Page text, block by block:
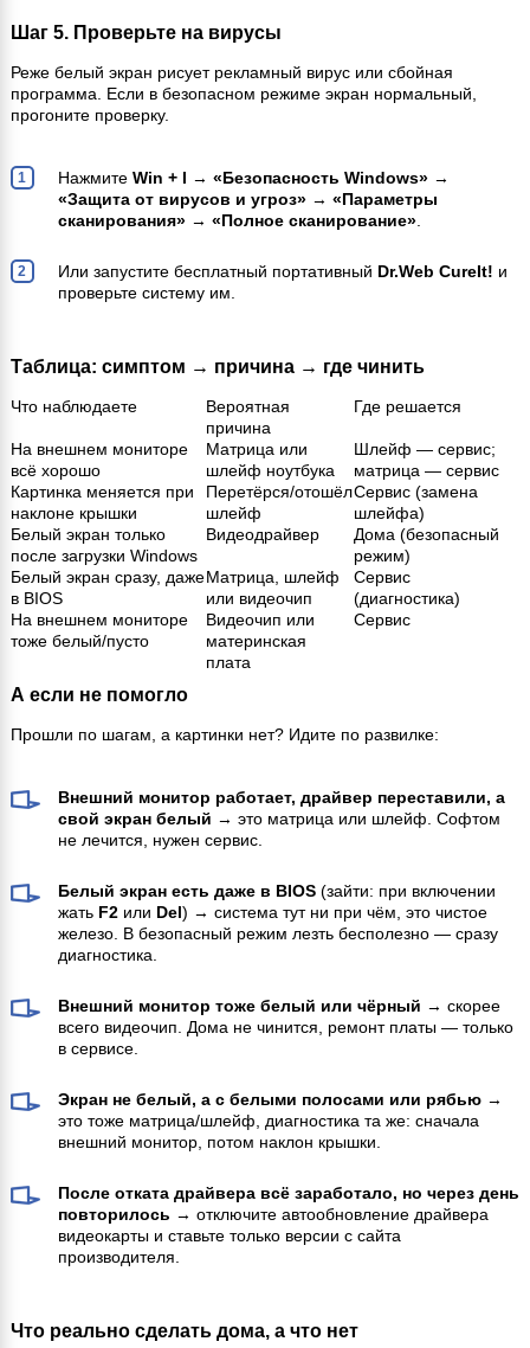
Шаг 5. Проверьте на вирусы
Реже белый экран рисует рекламный вирус или сбойная
программа. Если в безопасном режиме экран нормальный,
прогоните проверку.
Нажмите Win + I → «Безопасность Windows»→
«Защита от вирусов и угроз»→ «Параметры
сканирования»→ «Полное сканирование».
Или запустите бесплатный портативный Dr.Web CureIt! и
проверьте систему им.
Таблица: симптом → причина → где чинить
Что наблюдаете
Вероятная
причина
Где решается
На внешнем мониторе
всё хорошо
Матрица или
шлейф ноутбука
Шлейф — сервис;
матрица — сервис
Картинка меняется при
наклоне крышки
Перетёрся/отошёл
шлейф
Сервис (замена
шлейфа)
Белый экран только
после загрузки Windows
Видеодрайвер
Дома (безопасный
режим)
Белый экран сразу, даже
в BIOS
Матрица, шлейф
или видеочип
Сервис
(диагностика)
На внешнем мониторе
тоже белый/пусто
Видеочип или
материнская
плата
Сервис
А если не помогло
Прошли по шагам, а картинки нет? Идите по развилке:
Внешний монитор работает, драйвер переставили, а
свой экран белый → это матрица или шлейф. Софтом
не лечится, нужен сервис.
Белый экран есть даже в BIOS(зайти: при включении
жать F2или Del) → система тут ни при чём, это чистое
железо. В безопасный режим лезть бесполезно — сразу
диагностика.
Внешний монитор тоже белый или чёрный → скорее
всего видеочип. Дома не чинится, ремонт платы — только
в сервисе.
Экран не белый, а с белыми полосами или рябью→
это тоже матрица/шлейф, диагностика та же: сначала
внешний монитор, потом наклон крышки.
После отката драйвера всё заработало, но через день
повторилось → отключите автообновление драйвера
видеокарты и ставьте только версии с сайта
производителя.
Что реально сделать дома, а что нет